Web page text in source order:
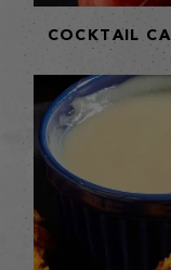
COCKTAIL